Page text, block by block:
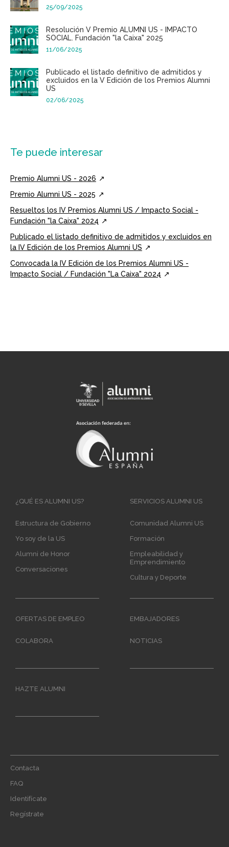
25/09/2025
Resolución V Premio ALUMNI US - IMPACTO
SOCIAL. Fundación "la Caixa" 2025
11/06/2025
Publicado el listado definitivo de admitidos y
excluidos en la V Edición de los Premios Alumni
US
02/06/2025
Te puede interesar
Premio Alumni US - 2026
Premio Alumni US - 2025
Resueltos los IV Premios Alumni US / Impacto Social -
Fundación "la Caixa" 2024
Publicado el listado definitivo de admitidos y excluidos en
la IV Edición de los Premios Alumni US
Convocada la IV Edición de los Premios Alumni US -
Impacto Social / Fundación "La Caixa" 2024
Main
¿QUÉ ES ALUMNI US?
Estructura de Gobierno
Yo soy de la US
Alumni de Honor
Conversaciones
SERVICIOS ALUMNI US
Comunidad Alumni US
Formación
Empleabilidad y
Emprendimiento
Cultura y Deporte
OFERTAS DE EMPLEO EMBAJADORES
COLABORA NOTICIAS
HAZTE ALUMNI
Footer
menu
Contacta
FAQ
Identifícate
Regístrate